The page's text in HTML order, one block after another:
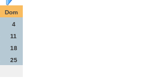
Dom
4
11
18
25